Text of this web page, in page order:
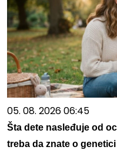
05. 08. 2026 06:45
Šta dete nasleđuje od
treba da znate o genetici